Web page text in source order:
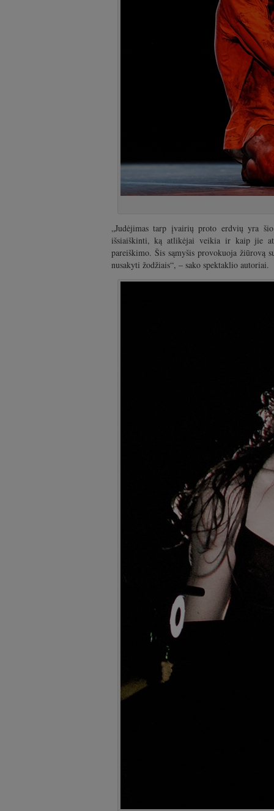
„Judėjimas tarp įvairių proto erdvių yra
išsiaiškinti, ką atlikėjai veikia ir kaip jie
pareiškimo. Šis sąmyšis provokuoja žiūrovą
nusakyti žodžiais“, – sako spektaklio autoriai.